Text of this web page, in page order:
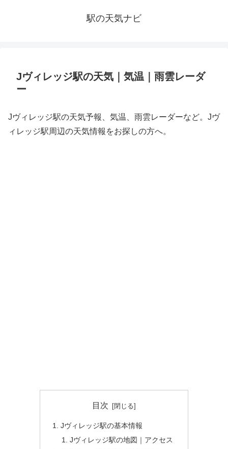
駅の天気ナビ
Jヴィレッジ駅の天気｜気温｜雨雲レーダ
ー
Jヴィレッジ駅の天気予報、気温、雨雲レーダーなど。Jヴ
ィレッジ駅周辺の天気情報をお探しの方へ。
目次
Jヴィレッジ駅の基本情報
Jヴィレッジ駅の地図｜アクセス